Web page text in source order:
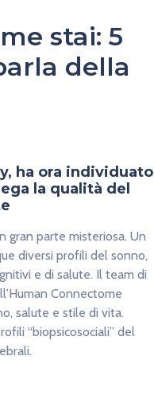
stai: 5
della
ha ora individuato
la qualità del
gran parte misteriosa. Un
diversi profili del sonno,
e di salute. Il team di
Connectome
salute e stile di vita.
“biopsicosociali” del